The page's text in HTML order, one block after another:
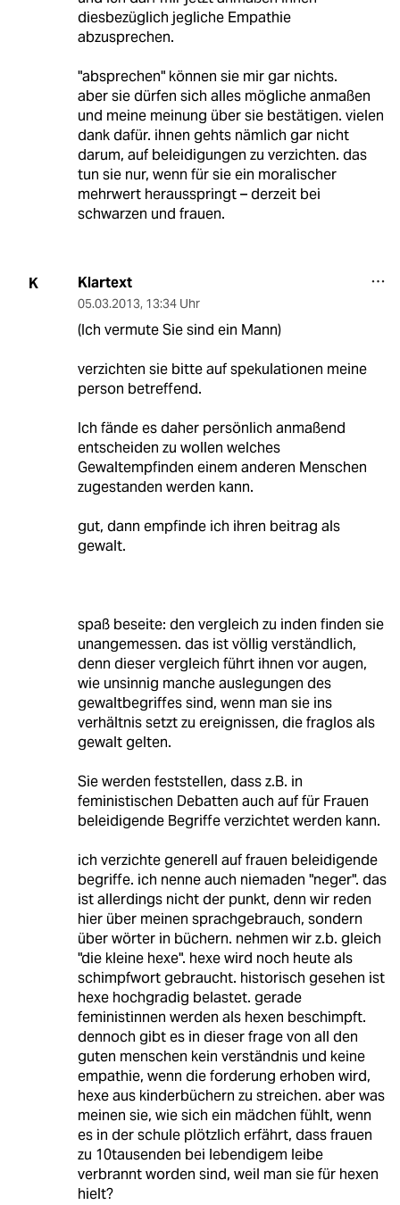
diesbezüglich jegliche Empathie
abzusprechen.
"absprechen" können sie mir gar nichts.
aber sie dürfen sich alles mögliche anmaßen
und meine meinung über sie bestätigen. vielen
dank dafür. ihnen gehts nämlich gar nicht
darum, auf beleidigungen zu verzichten. das
tun sie nur, wenn für sie ein moralischer
mehrwert herausspringt – derzeit bei
schwarzen und frauen.
K Klartext
05.03.2013, 13:34 Uhr
(Ich vermute Sie sind ein Mann)
verzichten sie bitte auf spekulationen meine
person betreffend.
Ich fände es daher persönlich anmaßend
entscheiden zu wollen welches
Gewaltempfinden einem anderen Menschen
zugestanden werden kann.
gut, dann empfinde ich ihren beitrag als
gewalt.
spaß beseite: den vergleich zu inden finden sie
unangemessen. das ist völlig verständlich,
denn dieser vergleich führt ihnen vor augen,
wie unsinnig manche auslegungen des
gewaltbegriffes sind, wenn man sie ins
verhältnis setzt zu ereignissen, die fraglos als
gewalt gelten.
Sie werden feststellen, dass z.B. in
feministischen Debatten auch auf für Frauen
beleidigende Begriffe verzichtet werden kann.
ich verzichte generell auf frauen beleidigende
begriffe. ich nenne auch niemaden "neger". das
ist allerdings nicht der punkt, denn wir reden
hier über meinen sprachgebrauch, sondern
über wörter in büchern. nehmen wir z.b. gleich
"die kleine hexe". hexe wird noch heute als
schimpfwort gebraucht. historisch gesehen ist
hexe hochgradig belastet. gerade
feministinnen werden als hexen beschimpft.
dennoch gibt es in dieser frage von all den
guten menschen kein verständnis und keine
empathie, wenn die forderung erhoben wird,
hexe aus kinderbüchern zu streichen. aber was
meinen sie, wie sich ein mädchen fühlt, wenn
es in der schule plötzlich erfährt, dass frauen
zu 10tausenden bei lebendigem leibe
verbrannt worden sind, weil man sie für hexen
hielt?